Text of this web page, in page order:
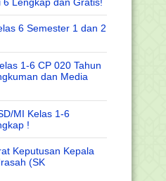
6 Semester 1 dan 2
1-6 CP 020 Tahun
dan Media
MI Kelas 1-6
!
Keputusan Kepala
(SK